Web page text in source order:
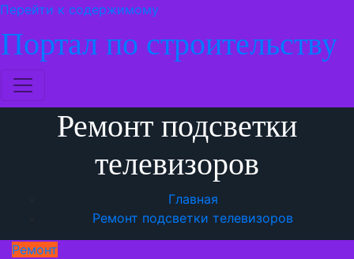
Перейти к содержимому
Портал по строительству
Ремонт подсветки
телевизоров
Главная
Ремонт подсветки телевизоров
Ремонт